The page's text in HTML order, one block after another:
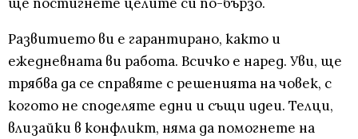
Развитието ви е гарантирано, както и
ежедневната ви работа. Всичко е наред. Уви, ще
трябва да се справяте с решенията на човек, с
когото не споделяте едни и същи идеи. Телци,
влизайки в конфликт, няма да помогнете на